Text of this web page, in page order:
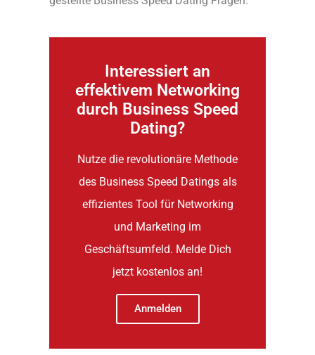
Interessiert an
effektivem Networking
durch Business Speed
Dating?
Nutze die revolutionäre Methode
des Business Speed Datings als
effizientes Tool für Networking
und Marketing im
Geschäftsumfeld. Melde Dich
jetzt kostenlos an!
Anmelden